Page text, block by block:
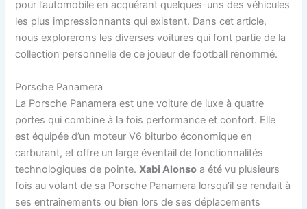
pour l’automobile en acquérant quelques-uns des véhicules
les plus impressionnants qui existent. Dans cet article,
nous explorerons les diverses voitures qui font partie de la
collection personnelle de ce joueur de football renommé.
Porsche Panamera
La Porsche Panamera est une voiture de luxe à quatre
portes qui combine à la fois performance et confort. Elle
est équipée d’un moteur V6 biturbo économique en
carburant, et offre un large éventail de fonctionnalités
technologiques de pointe.Xabi Alonso a été vu plusieurs
fois au volant de sa Porsche Panamera lorsqu’il se rendait à
ses entraînements ou bien lors de ses déplacements